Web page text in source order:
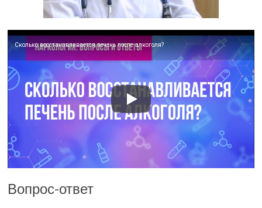
Сколько восстанавливается печень после алкоголя?
Вопрос-ответ